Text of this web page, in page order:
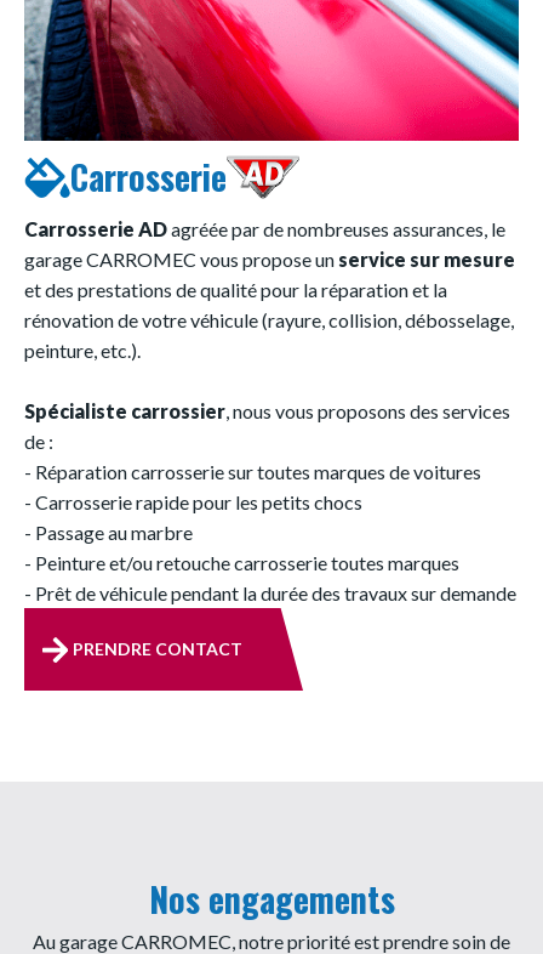
Carrosserie
Carrosserie ADagréée par de nombreuses assurances, le
garage CARROMEC vous propose un service sur mesure
et des prestations de qualité pour la réparation et la
rénovation de votre véhicule (rayure, collision, débosselage,
peinture, etc.).
Spécialiste carrossier, nous vous proposons des services
de :
- Réparation carrosserie sur toutes marques de voitures
- Carrosserie rapide pour les petits chocs
- Passage au marbre
- Peinture et/ou retouche carrosserie toutes marques
- Prêt de véhicule pendant la durée des travaux sur demande
PRENDRE CONTACT
Nos engagements
Au garage CARROMEC, notre priorité est prendre soin de